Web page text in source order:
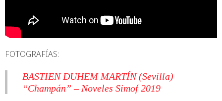
FOTOGRAFÍAS:
BASTIEN DUHEM MARTÍN (Sevilla)
“Champán” – Noveles Simof 2019